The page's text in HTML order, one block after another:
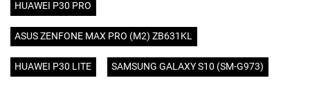
HUAWEI P30 PRO
ASUS ZENFONE MAX PRO (M2) ZB631KL
HUAWEI P30 LITE SAMSUNG GALAXY S10 (SM-G973)